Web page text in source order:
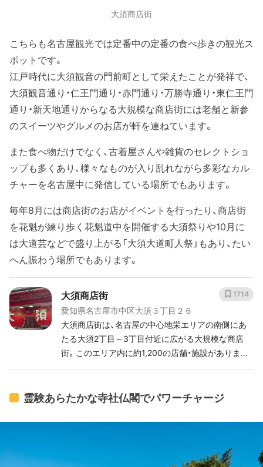
大須商店街
こちらも名古屋観光では定番中の定番の食べ歩きの観光ス
ポットです。
江戸時代に大須観音の門前町として栄えたことが発祥で、
大須観音通り・仁王門通り・赤門通り・万勝寺通り・東仁王門
通り・新天地通りからなる大規模な商店街には老舗と新参
のスイーツやグルメのお店が軒を連ねています。
また食べ物だけでなく、古着屋さんや雑貨のセレクトショ
ップも多くあり、様々なものが入り乱れながら多彩なカル
チャーを名古屋中に発信している場所でもあります。
毎年8月には商店街のお店がイベントを行ったり、商店街
を花魁が練り歩く花魁道中を開催する大須祭りや10月に
は大道芸などで盛り上がる「大須大道町人祭」もあり、たい
へん賑わう場所でもあります。
大須商店街
愛知県名古屋市中区大須３丁目２６
大須商店街は、名古屋の中心地栄エリアの南側にあ
たる大須2丁目～3丁目付近に広がる大規模な商店
街。このエリア内に約1,200の店舗・施設がありま
1714
霊験あらたかな寺社仏閣でパワーチャージ